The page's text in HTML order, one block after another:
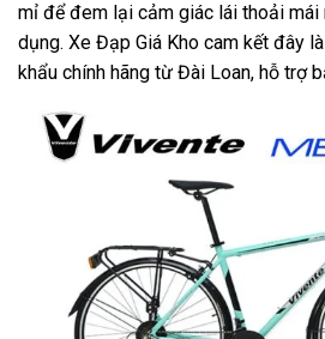
mỉ để đem lại cảm giác lái thoải
dụng. Xe Đạp Giá Kho cam kết đây
khẩu chính hãng từ Đài Loan, hỗ trợ